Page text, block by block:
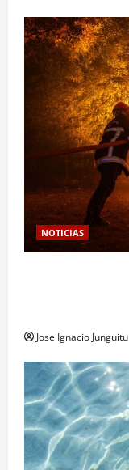
NOTICIAS
Jose Ignacio Junguitu